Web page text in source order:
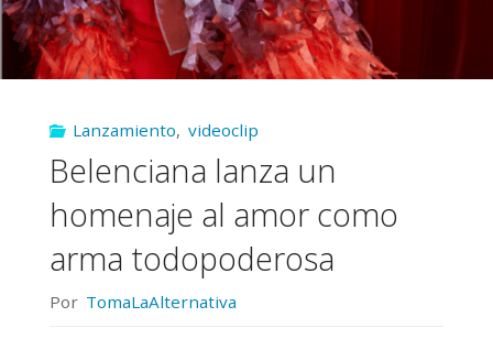
Lanzamiento, videoclip
Belenciana lanza un
homenaje al amor como
arma todopoderosa
Por TomaLaAlternativa